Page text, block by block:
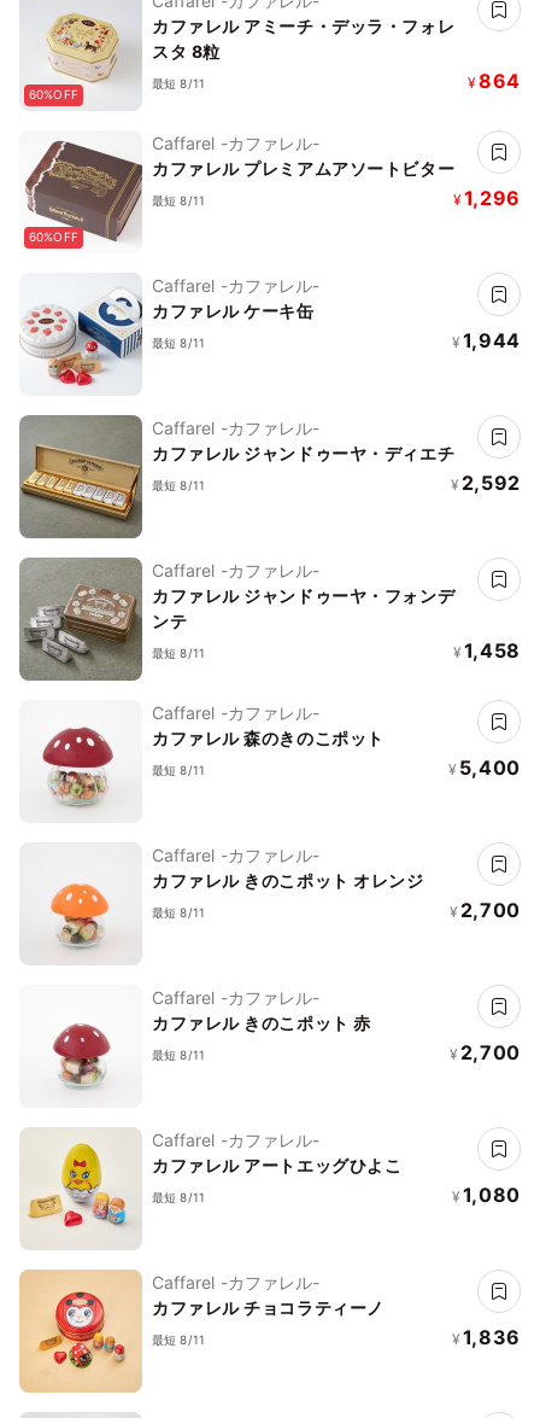
60%OFF
カファレル アミーチ・デッラ・フォレ
スタ 8粒
最短 8/11 ¥864
60%OFF
Caffarel -カファレル-
カファレル プレミアムアソートビター
最短 8/11 ¥1,296
Caffarel -カファレル-
カファレル ケーキ缶
最短 8/11 ¥ 1,944
Caffarel -カファレル-
カファレル ジャンドゥーヤ・ディエチ
最短 8/11 ¥ 2,592
Caffarel -カファレル-
カファレル ジャンドゥーヤ・フォンデ
ンテ
最短 8/11 ¥ 1,458
Caffarel -カファレル-
カファレル 森のきのこポット
最短 8/11 ¥ 5,400
Caffarel -カファレル-
カファレル きのこポット オレンジ
最短 8/11 ¥ 2,700
Caffarel -カファレル-
カファレル きのこポット 赤
最短 8/11 ¥ 2,700
Caffarel -カファレル-
カファレル アートエッグひよこ
最短 8/11 ¥ 1,080
Caffarel -カファレル-
カファレル チョコラティーノ
最短 8/11 ¥ 1,836